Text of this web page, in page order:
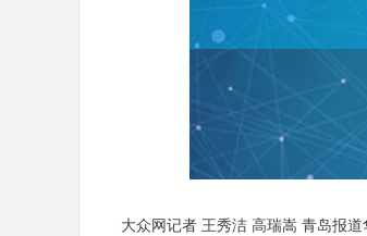
大众网记者 王秀洁 高瑞嵩 青岛报道
深证成指 14311.01